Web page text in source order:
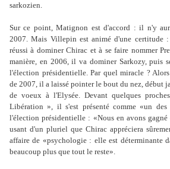
sarkozien.
Sur ce point, Matignon est d'accord : il n'y
2007. Mais Villepin est animé d'une certitude
réussi à dominer Chirac et à se faire nommer
manière, en 2006, il va dominer Sarkozy, puis
l'élection présidentielle. Par quel miracle ?
de 2007, il a laissé pointer le bout du nez, début
de voeux à l'Elysée. Devant quelques
Libération », il s'est présenté comme «un des
l'élection présidentielle : «Nous en avons
usant d'un pluriel que Chirac appréciera
affaire de «psychologie : elle est déterminante
beaucoup plus que tout le reste».